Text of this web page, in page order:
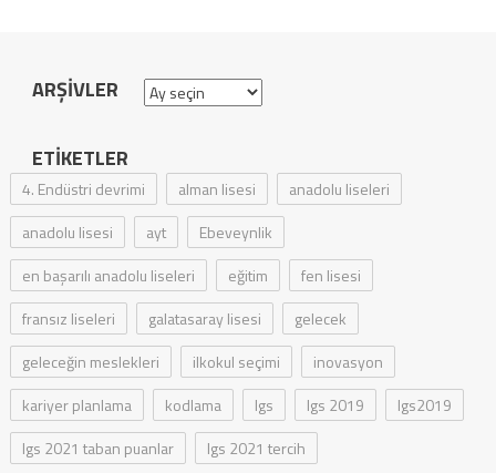
ARŞIVLER Arşivler
ETIKETLER
4. Endüstri devrimi alman lisesi
anadolu liseleri
anadolu lisesi
ayt
Ebeveynlik
en başarılı anadolu liseleri
eğitim
fen lisesi
fransız liseleri
galatasaray lisesi
gelecek
geleceğin meslekleri
ilkokul seçimi
inovasyon
kariyer planlama
kodlama lgs lgs 2019
lgs2019
lgs 2021 taban puanlar
lgs 2021 tercih